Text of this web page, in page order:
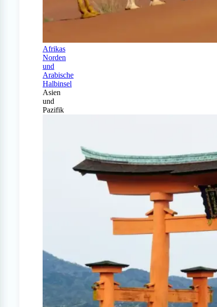
Afrikas
Norden
und
Arabische
Halbinsel
Asien
und
Pazifik